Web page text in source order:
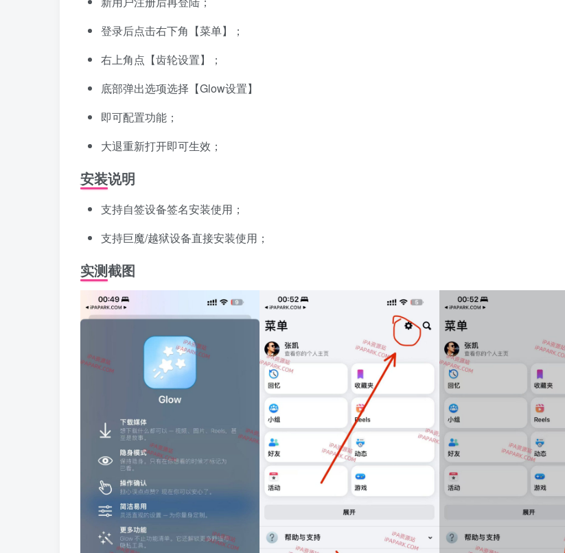
登录后点击右下角【菜单】；
右上角点【齿轮设置】；
底部弹出选项选择【Glow设置】
即可配置功能；
大退重新打开即可生效；
安装说明
支持自签设备签名安装使用；
支持巨魔/越狱设备直接安装使用；
实测截图